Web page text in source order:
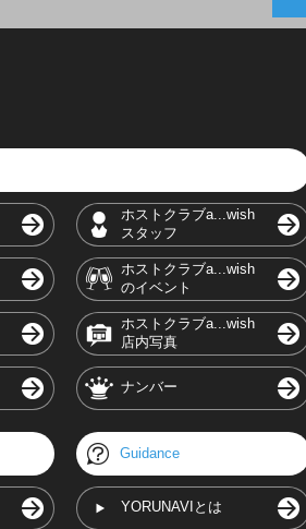
ホストクラブa...wish
スタッフ
ホストクラブa...wish
のイベント
ホストクラブa...wish
店内写真
ナンバー
Guidance
YORUNAVIとは